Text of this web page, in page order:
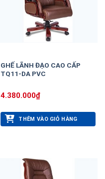
GHẾ LÃNH ĐẠO CAO CẤP
TQ11-DA PVC
4.380.000₫
THÊM VÀO GIỎ HÀNG